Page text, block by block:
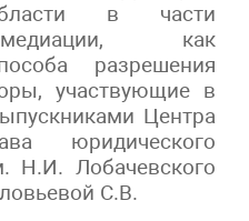
в части
как
разрешения
участвующие в
Центра
юридического
Н.И. Лобачевского
С.В.